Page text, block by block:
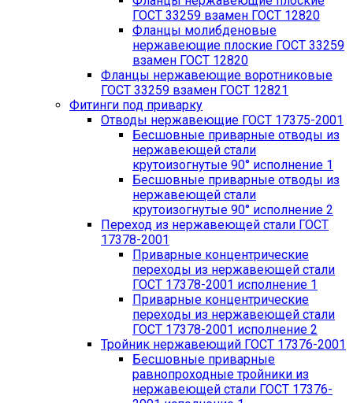
ГОСТ 33259 взамен ГОСТ 12820
Фланцы молибденовые
нержавеющие плоские ГОСТ 33259
взамен ГОСТ 12820
Фланцы нержавеющие воротниковые
ГОСТ 33259 взамен ГОСТ 12821
Фитинги под приварку
Отводы нержавеющие ГОСТ 17375-2001
Бесшовные приварные отводы из
нержавеющей стали
крутоизогнутые 90° исполнение 1
Бесшовные приварные отводы из
нержавеющей стали
крутоизогнутые 90° исполнение 2
Переход из нержавеющей стали ГОСТ
17378-2001
Приварные концентрические
переходы из нержавеющей стали
ГОСТ 17378-2001 исполнение 1
Приварные концентрические
переходы из нержавеющей стали
ГОСТ 17378-2001 исполнение 2
Тройник нержавеющий ГОСТ 17376-2001
Бесшовные приварные
равнопроходные тройники из
нержавеющей стали ГОСТ 17376-